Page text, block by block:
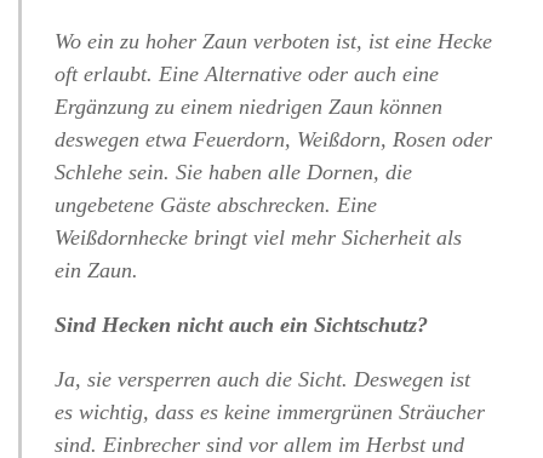
Wo ein zu hoher Zaun verboten ist, ist eine Hecke
oft erlaubt. Eine Alternative oder auch eine
Ergänzung zu einem niedrigen Zaun können
deswegen etwa Feuerdorn, Weißdorn, Rosen oder
Schlehe sein. Sie haben alle Dornen, die
ungebetene Gäste abschrecken. Eine
Weißdornhecke bringt viel mehr Sicherheit als
ein Zaun.
Sind Hecken nicht auch ein Sichtschutz?
Ja, sie versperren auch die Sicht. Deswegen ist
es wichtig, dass es keine immergrünen Sträucher
sind. Einbrecher sind vor allem im Herbst und